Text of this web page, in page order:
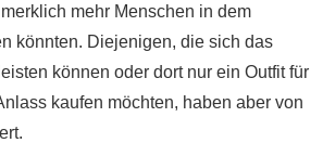
mehr Menschen in dem
könnten. Diejenigen, die sich das
können oder dort nur ein Outfit für
kaufen möchten, haben aber von